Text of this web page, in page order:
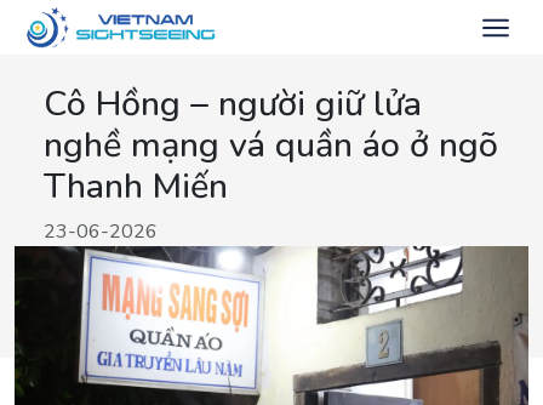
Cô Hồng – người giữ lửa
nghề mạng vá quần áo ở ngõ
Thanh Miến
23-06-2026